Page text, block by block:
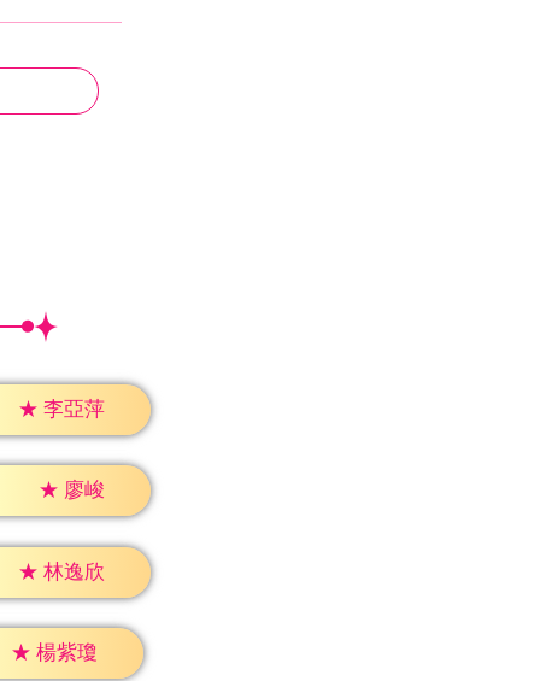
★ 李亞萍
★ 廖峻
★ 林逸欣
★ 楊紫瓊